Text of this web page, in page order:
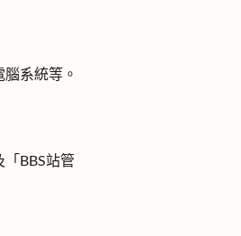
系統等。
BBS站管